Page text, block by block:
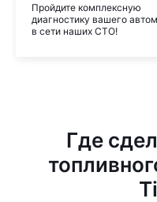
Пройдите комплексную
диагностику вашего
в сети наших СТО!
Где